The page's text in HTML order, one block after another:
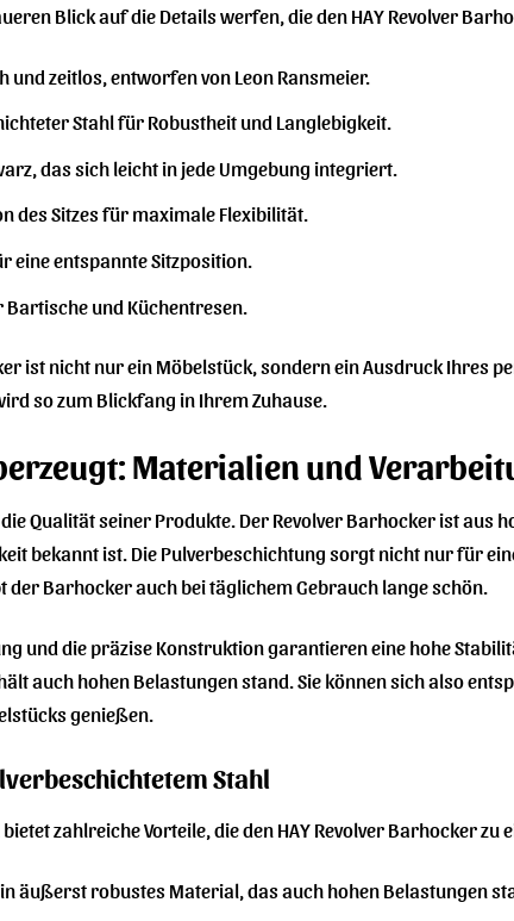
Blick auf die Details werfen, die den HAY Revolver
zeitlos, entworfen von Leon Ransmeier.
Stahl für Robustheit und Langlebigkeit.
das sich leicht in jede Umgebung integriert.
des Sitzes für maximale Flexibilität.
eine entspannte Sitzposition.
und Küchentresen.
ist nicht nur ein Möbelstück, sondern ein Ausdruck Ihres
so zum Blickfang in Ihrem Zuhause.
Materialien und
Qualität seiner Produkte. Der Revolver Barhocker ist
bekannt ist. Die Pulverbeschichtung sorgt nicht nur für
der Barhocker auch bei täglichem Gebrauch lange schön.
und die präzise Konstruktion garantieren eine hohe
auch hohen Belastungen stand. Sie können sich also
genießen.
Stahl
zahlreiche Vorteile, die den HAY Revolver Barhocker
äußerst robustes Material, das auch hohen Belastungen